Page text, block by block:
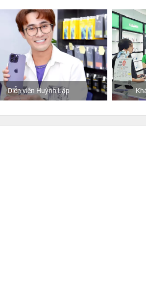
Khách mua hàng tại 24hStore